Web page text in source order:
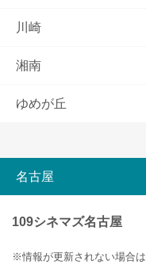
川崎
湘南
ゆめが丘
名古屋
109シネマズ名古屋
※情報が更新されない場合は